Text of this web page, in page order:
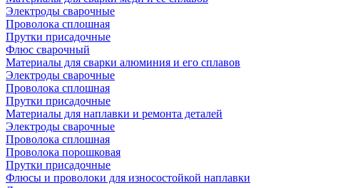
Электроды сварочные
Проволока сплошная
Прутки присадочные
Флюс сварочный
Материалы для сварки алюминия и его сплавов
Электроды сварочные
Проволока сплошная
Прутки присадочные
Материалы для наплавки и ремонта деталей
Электроды сварочные
Проволока сплошная
Проволока порошковая
Прутки присадочные
Флюсы и проволоки для износостойкой наплавки